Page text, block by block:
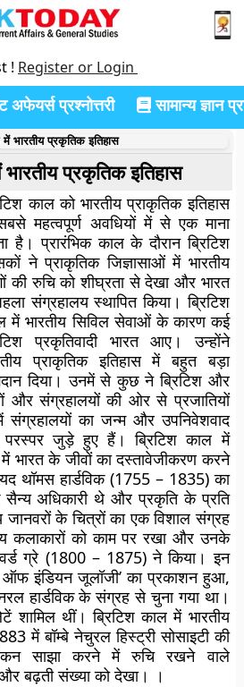
! Register or Login
अफेयर्स प्रश्नोत्तरी सामान्य ज्ञान
में भारतीय प्रकृतिक इतिहास
प्रकृतिक इतिहास
काल को भारतीय प्राकृतिक इतिहास
महत्वपूर्ण अवधियों में से एक माना
है। प्रारंभिक काल के दौरान ब्रिटिश
ने प्राकृतिक जिज्ञासाओं में भारतीय
की रुचि को शीघ्रता से देखा और भारत
संग्रहालय स्थापित किया। ब्रिटिश
में भारतीय सिविल सेवाओं के कारण कई
प्रकृतिवादी भारत आए। उन्होंने
प्राकृतिक इतिहास में बहुत बड़ा
दिया। उनमें से कुछ ने ब्रिटिश और
और संग्रहालयों की ओर से प्रजातियों
संग्रहालयों का जन्म और उपनिवेशवाद
परस्पर जुड़े हुए हैं। ब्रिटिश काल में
में भारत के जीवों का दस्तावेजीकरण करने
थॉमस हार्डविक (1755 – 1835) का
सैन्य अधिकारी थे और प्रकृति के प्रति
जानवरों के चित्रों का एक विशाल संग्रह
कलाकारों को काम पर रखा और उनके
ग्रे (1800 – 1875) ने किया। इन
इंडियन जूलॉजी’ का प्रकाशन हुआ,
हार्डविक के संग्रह से चुना गया था।
शामिल थीं। ब्रिटिश काल में भारतीय
में बॉम्बे नेचुरल हिस्ट्री सोसाइटी की
साझा करने में रुचि रखने वाले
और बढ़ती संख्या को देखा। ।